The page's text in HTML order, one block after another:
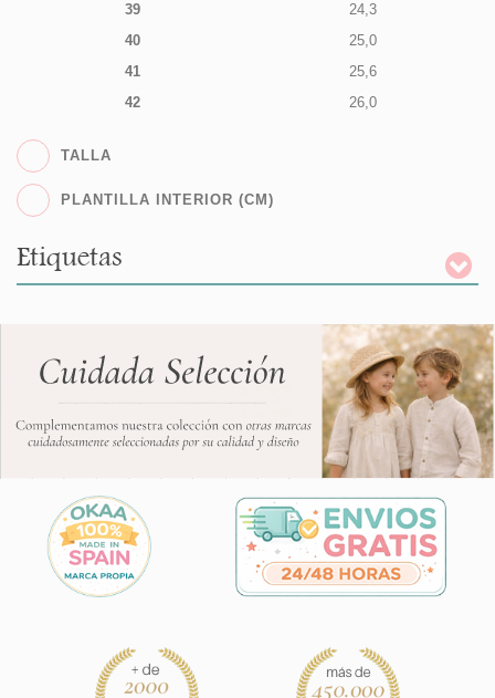
39
24,3
40
25,0
41
25,6
42
26,0
TALLA
PLANTILLA INTERIOR (CM)
Etiquetas